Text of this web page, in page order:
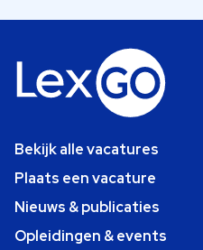
Bekijk alle vacatures
Plaats een vacature
Nieuws & publicaties
Opleidingen & events